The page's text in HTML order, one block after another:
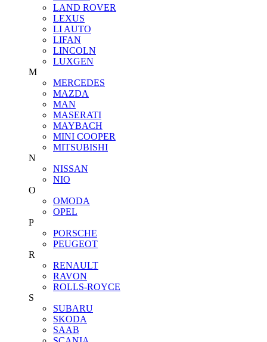
LAND ROVER
LEXUS
LI AUTO
LIFAN
LINCOLN
LUXGEN
M
MERCEDES
MAZDA
MAN
MASERATI
MAYBACH
MINI COOPER
MITSUBISHI
N
NISSAN
NIO
O
OMODA
OPEL
P
PORSCHE
PEUGEOT
R
RENAULT
RAVON
ROLLS-ROYCE
S
SUBARU
SKODA
SAAB